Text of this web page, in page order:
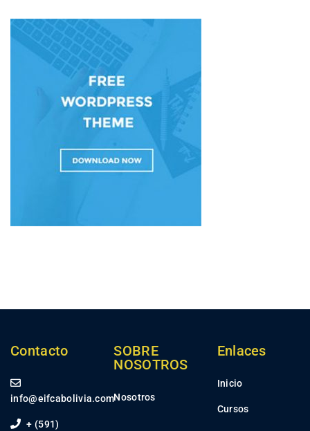
Contacto
info@eifcabolivia.com
+ (591)
SOBRE
NOSOTROS
Nosotros
Enlaces
Inicio
Cursos